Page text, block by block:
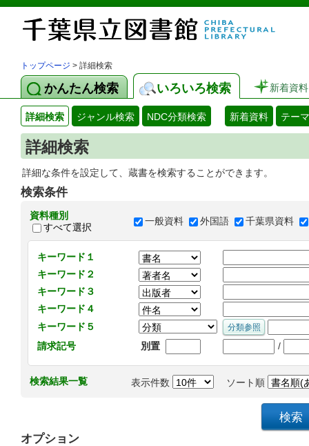
トップページ > 詳細検索
かんたん検索 いろいろ検索 新着資料
詳細検索 ジャンル検索 NDC分類検索 新着資料 テー
詳細検索
詳細な条件を設定して、蔵書を検索することができます。
検索条件
資料種別
すべて選択
一般資料 外国語 千葉県資料
キーワード１
キーワード２
キーワード３
キーワード４
キーワード５
請求記号
別置 /
検索結果一覧 表示件数 ソート順
オプション